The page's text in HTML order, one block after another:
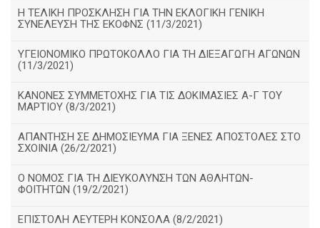
Η ΤΕΛΙΚΗ ΠΡΟΣΚΛΗΣΗ ΓΙΑ ΤΗΝ ΕΚΛΟΓΙΚΗ ΓΕΝΙΚΗ
ΣΥΝΕΛΕΥΣΗ ΤΗΣ ΕΚΟΦΝΣ (11/3/2021)
ΥΓΕΙΟΝΟΜΙΚΟ ΠΡΩΤΟΚΟΛΛΟ ΓΙΑ ΤΗ ΔΙΕΞΑΓΩΓΗ ΑΓΩΝΩΝ
(11/3/2021)
ΚΑΝΟΝΕΣ ΣΥΜΜΕΤΟΧΗΣ ΓΙΑ ΤΙΣ ΔΟΚΙΜΑΣΙΕΣ Α-Γ ΤΟΥ
ΜΑΡΤΙΟΥ (8/3/2021)
ΑΠΑΝΤΗΣΗ ΣΕ ΔΗΜΟΣΙΕΥΜΑ ΓΙΑ ΞΕΝΕΣ ΑΠΟΣΤΟΛΕΣ ΣΤΟ
ΣΧΟΙΝΙΑ (26/2/2021)
Ο ΝΟΜΟΣ ΓΙΑ ΤΗ ΔΙΕΥΚΟΛΥΝΣΗ ΤΩΝ ΑΘΛΗΤΩΝ-
ΦΟΙΤΗΤΩΝ (19/2/2021)
ΕΠΙΣΤΟΛΗ ΛΕΥΤΕΡΗ ΚΟΝΣΟΛΑ (8/2/2021)